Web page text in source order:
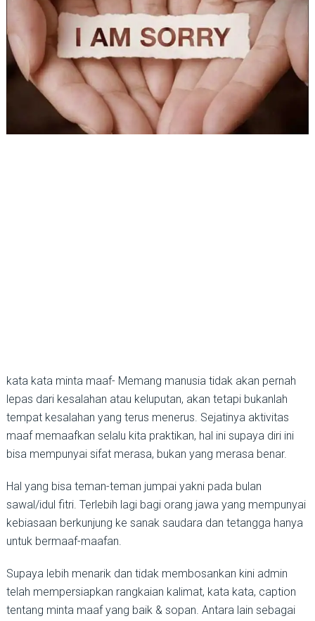
kata kata minta maaf- Memang manusia tidak akan pernah
lepas dari kesalahan atau keluputan, akan tetapi bukanlah
tempat kesalahan yang terus menerus. Sejatinya aktivitas
maaf memaafkan selalu kita praktikan, hal ini supaya diri ini
bisa mempunyai sifat merasa, bukan yang merasa benar.
Hal yang bisa teman-teman jumpai yakni pada bulan
sawal/idul fitri. Terlebih lagi bagi orang jawa yang mempunyai
kebiasaan berkunjung ke sanak saudara dan tetangga hanya
untuk bermaaf-maafan.
Supaya lebih menarik dan tidak membosankan kini admin
telah mempersiapkan rangkaian kalimat, kata kata, caption
tentang minta maaf yang baik & sopan. Antara lain sebagai